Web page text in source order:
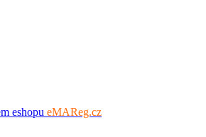
eshopu eMAReg.cz